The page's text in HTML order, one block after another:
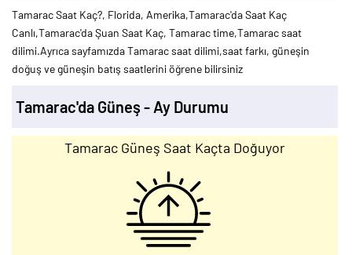
Tamarac Saat Kaç?, Florida, Amerika,Tamarac'da Saat Kaç
Canlı,Tamarac'da Şuan Saat Kaç, Tamarac time,Tamarac saat
dilimi.Ayrıca sayfamızda Tamarac saat dilimi,saat farkı, güneşin
doğuş ve güneşin batış saatlerini öğrene bilirsiniz
Tamarac'da Güneş - Ay Durumu
Tamarac Güneş Saat Kaçta Doğuyor